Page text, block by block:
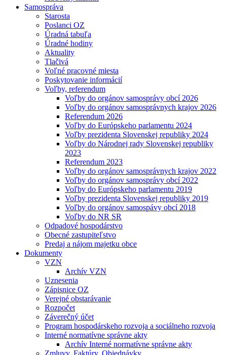
Samospráva
Starosta
Poslanci OZ
Úradná tabuľa
Úradné hodiny
Aktuality
Tlačivá
Voľné pracovné miesta
Poskytovanie informácií
Voľby, referendum
Voľby do orgánov samosprávy obcí 2026
Voľby do orgánov samosprávnych krajov 2026
Referendum 2026
Voľby do Európskeho parlamentu 2024
Voľby prezidenta Slovenskej republiky 2024
Voľby do Národnej rady Slovenskej republiky
2023
Referendum 2023
Voľby do orgánov samosprávnych krajov 2022
Voľby do orgánov samosprávy obcí 2022
Voľby do Európskeho parlamentu 2019
Voľby prezidenta Slovenskej republiky 2019
Voľby do orgánov samospávy obcí 2018
Voľby do NR SR
Odpadové hospodárstvo
Obecné zastupiteľstvo
Predaj a nájom majetku obce
Dokumenty
VZN
Archív VZN
Uznesenia
Zápisnice OZ
Verejné obstarávanie
Rozpočet
Záverečný účet
Program hospodárskeho rozvoja a sociálneho rozvoja
Interné normatívne správne akty
Archív Interné normatívne správne akty
Zmluvy, Faktúry, Objednávky